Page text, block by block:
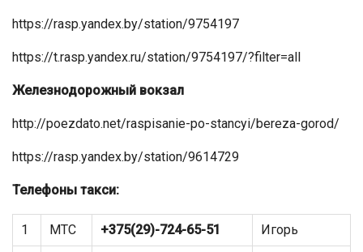
https://rasp.yandex.by/station/9754197
https://t.rasp.yandex.ru/station/9754197/?filter=all
Железнодорожный вокзал
http://poezdato.net/raspisanie-po-stancyi/bereza-gorod/
https://rasp.yandex.by/station/9614729
Телефоны такси:
1 МТС +375(29)-724-65-51 Игорь